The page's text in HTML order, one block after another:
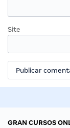
Site
GRAN CURSOS